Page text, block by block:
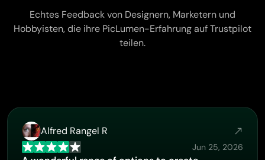
Echtes Feedback von Designern, Marketern und
Hobbyisten, die ihre PicLumen-Erfahrung auf Trustpilot
teilen.
Alfred Rangel R
Jun 25, 2026